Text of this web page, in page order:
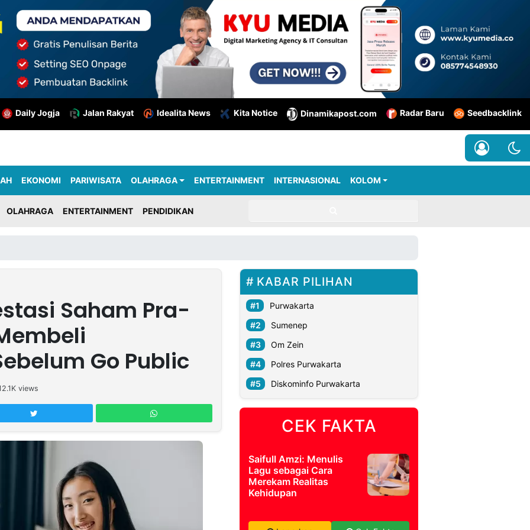
Daily Jogja Jalan Rakyat Idealita News Kita Notice Dinamikapost.com Radar Baru Seedbacklink
EKONOMI PARIWISATA OLAHRAGA ENTERTAINMENT INTERNASIONAL KOLOM
OLAHRAGA ENTERTAINMENT PENDIDIKAN
Saham Pra-
Go Public
views
KABAR PILIHAN
Purwakarta
Sumenep
Om Zein
Polres Purwakarta
Diskominfo Purwakarta
CEK FAKTA
Saifull Amzi: Menulis
Lagu sebagai Cara
Merekam Realitas
Kehidupan